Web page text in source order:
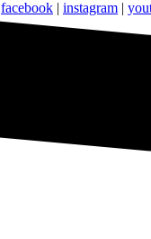
facebook | instagram |